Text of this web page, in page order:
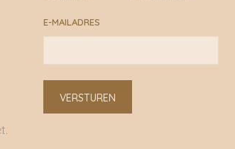
E-MAILADRES
VERSTUREN